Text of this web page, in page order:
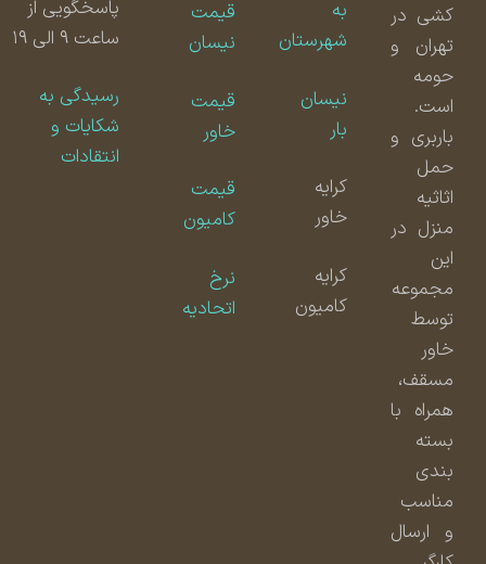
کشی در
تهران و
حومه
است.
باربری و
حمل
اثاثیه
منزل در
مجموعه
توسط
مسقف،
همراه با
بسته
بندی
مناسب
و ارسال
شهرستان
نیسان
کامیون
قیمت
نیسان
قیمت
قیمت
کامیون
اتحادیه
پاسخگویی از
ساعت ۹ الی ۱۹
رسیدگی به
شکایات و
انتقادات